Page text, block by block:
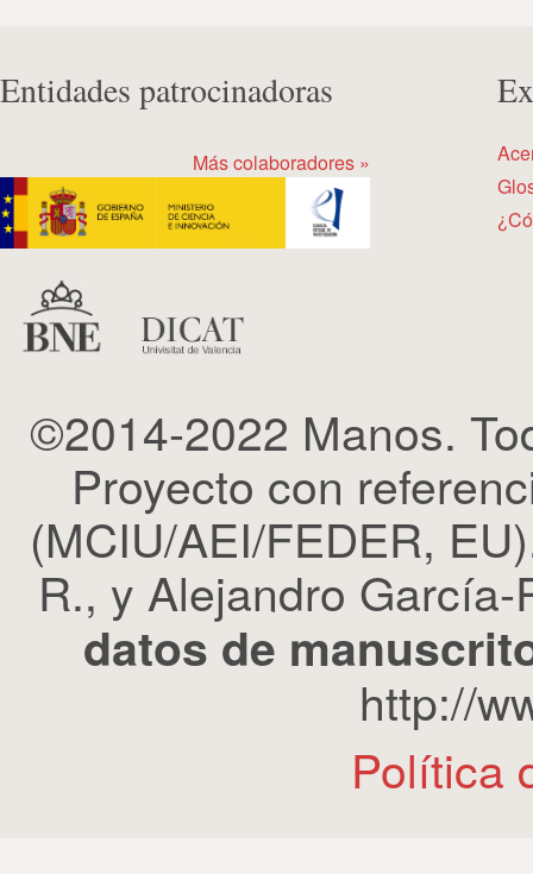
Entidades patrocinadoras
Más colaboradores »
©2014-2022 Manos.
Proyecto con
(MCIU/AEI/FEDER,
R., y Alejandro
datos de
http://
Política